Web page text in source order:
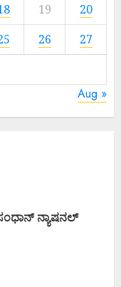
19
20
26
27
Aug »
ನ್ಯಾಷನಲ್